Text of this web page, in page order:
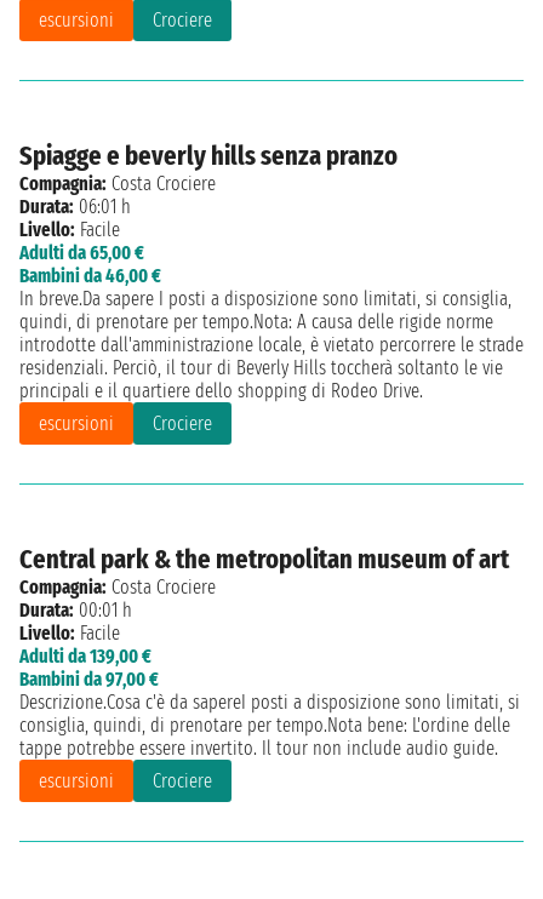
escursioni
Crociere
Spiagge e beverly hills senza pranzo
Compagnia: Costa Crociere
Durata: 06:01 h
Livello: Facile
Adulti da 65,00 €
Bambini da 46,00 €
In breve.Da sapere I posti a disposizione sono limitati, si consiglia,
quindi, di prenotare per tempo.Nota: A causa delle rigide norme
introdotte dall'amministrazione locale, è vietato percorrere le strade
residenziali. Perciò, il tour di Beverly Hills toccherà soltanto le vie
principali e il quartiere dello shopping di Rodeo Drive.
escursioni
Crociere
Central park & the metropolitan museum of art
Compagnia: Costa Crociere
Durata: 00:01 h
Livello: Facile
Adulti da 139,00 €
Bambini da 97,00 €
Descrizione.Cosa c'è da sapereI posti a disposizione sono limitati, si
consiglia, quindi, di prenotare per tempo.Nota bene: L'ordine delle
tappe potrebbe essere invertito. Il tour non include audio guide.
escursioni
Crociere